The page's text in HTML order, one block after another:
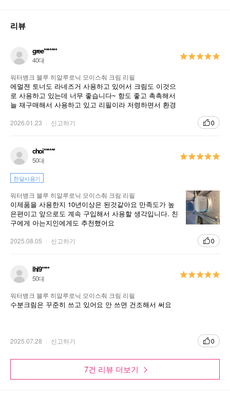
리뷰
gree*******
40대
워터뱅크 블루 히알루로닉 모이스춰 크림 리필
에멀젼 토너도 라네즈거 사용하고 있어서 크림도 이것으
로 사용하고 있는데 너무 좋습니다~ 항도 좋고 촉촉해서
늘 재구매해서 사용하고 있고 리필이라 저령하면서 환경
2026.01.23 신고하기 0
choi******
50대
한달사용기
워터뱅크 블루 히알루로닉 모이스춰 크림 리필
이제품을 사용한지 10년이상은 된것같아요 만족도가 높
은편이고 앞으로도 계속 구입해서 사용할 생각입니다. 친
구에게 아는지인에게도 추천했어요
2025.08.05 신고하기 0
lhl9****
50대
워터뱅크 블루 히알루로닉 모이스춰 크림 리필
수분크림은 꾸준히 쓰고 있어요 안 쓰면 건조해서 써요
2025.07.28 신고하기 0
7건 리뷰 더보기